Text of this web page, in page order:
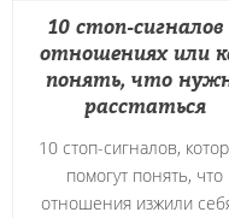
10 стоп-сигналов
отношениях или
понять, что
расстаться
10 стоп-сигналов,
помогут понять, что
отношения изжили